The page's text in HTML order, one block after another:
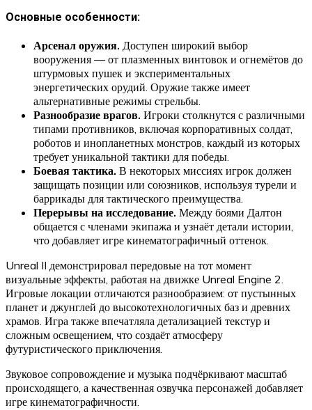
Основные особенности:
Арсенал оружия. Доступен широкий выбор
вооружения — от плазменных винтовок и огнемётов до
штурмовых пушек и экспериментальных
энергетических орудий. Оружие также имеет
альтернативные режимы стрельбы.
Разнообразие врагов. Игроки столкнутся с различными
типами противников, включая корпоративных солдат,
роботов и инопланетных монстров, каждый из которых
требует уникальной тактики для победы.
Боевая тактика. В некоторых миссиях игрок должен
защищать позиции или союзников, используя турели и
баррикады для тактического преимущества.
Перерывы на исследование. Между боями Далтон
общается с членами экипажа и узнаёт детали истории,
что добавляет игре кинематографичный оттенок.
Unreal II демонстрировал передовые на тот момент
визуальные эффекты, работая на движке Unreal Engine 2.
Игровые локации отличаются разнообразием: от пустынных
планет и джунглей до высокотехнологичных баз и древних
храмов. Игра также впечатляла детализацией текстур и
сложным освещением, что создаёт атмосферу
футуристического приключения.
Звуковое сопровождение и музыка подчёркивают масштаб
происходящего, а качественная озвучка персонажей добавляет
игре кинематографичности.